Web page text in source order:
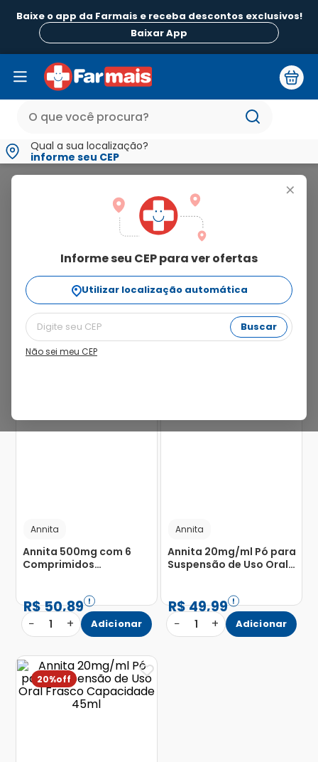
Baixe o app da Farmais e receba descontos exclusivos!
Baixar App
Qual a sua localização?
informe seu CEP
+
Informe seu CEP para ver ofertas
Utilizar localização automática
Buscar
Não sei meu CEP
Ordenar Por
relevância
Annita
Annita 500mg com 6
Comprimidos
R$50,89
− 1 + Adicionar
Annita
Annita 20mg/ml Pó para
Suspensão de Uso Oral
R$49,99
− 1 + Adicionar
20%